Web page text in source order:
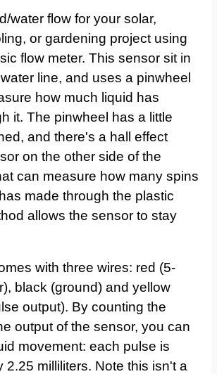
water flow for your solar,
or gardening project using
flow meter. This sensor sit in
line, and uses a pinwheel
how much liquid has
it. The pinwheel has a little
and there's a hall effect
on the other side of the
can measure how many spins
made through the plastic
allows the sensor to stay
with three wires: red (5-
black (ground) and yellow
output). By counting the
output of the sensor, you can
movement: each pulse is
2.25 milliliters. Note this isn't a